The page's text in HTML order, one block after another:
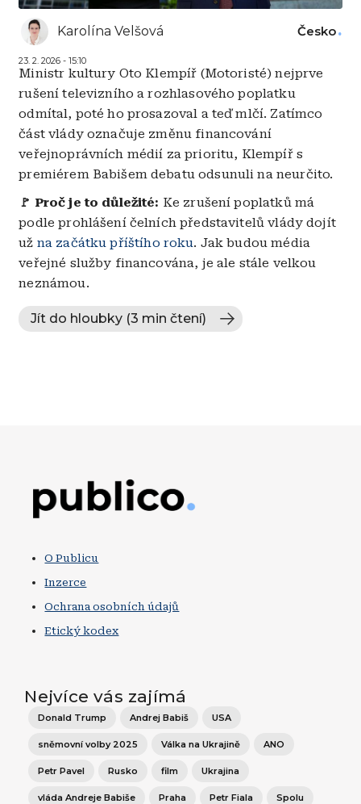
Karolína Velšová
23. 2. 2026 - 15:10
Česko
Ministr kultury Oto Klempíř (Motoristé) nejprve
rušení televizního a rozhlasového poplatku
odmítal, poté ho prosazoval a teď mlčí. Zatímco
část vlády označuje změnu financování
veřejnoprávních médií za prioritu, Klempíř s
premiérem Babišem debatu odsunuli na neurčito.
🚩 Proč je to důležité: Ke zrušení poplatků má
podle prohlášení čelních představitelů vlády dojít
už na začátku příštího roku. Jak budou média
veřejné služby financována, je ale stále velkou
neznámou.
Jít do hloubky (3 min čtení)
O Publicu
Inzerce
Ochrana osobních údajů
Etický kodex
Nejvíce vás zajímá
Donald Trump Andrej Babiš USA
sněmovní volby 2025 Válka na Ukrajině ANO
Petr Pavel Rusko film Ukrajina
vláda Andreje Babiše Praha Petr Fiala Spolu